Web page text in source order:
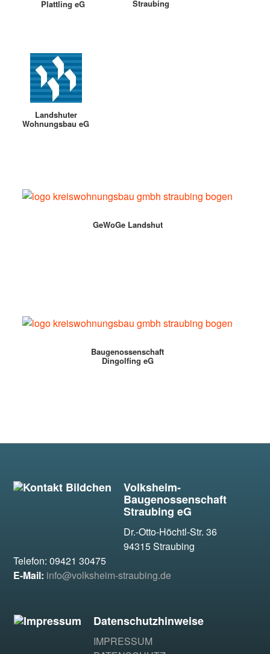
Plattling eG Straubing
Landshuter
Wohnungsbau eG
GeWoGe Landshut
Baugenossenschaft
Dingolfing eG
Volksheim-
Baugenossenschaft
Straubing eG
Dr.-Otto-Höchtl-Str. 36
94315 Straubing
Telefon: 09421 30475
E-Mail: info@volksheim-straubing.de
Datenschutzhinweise
IMPRESSUM